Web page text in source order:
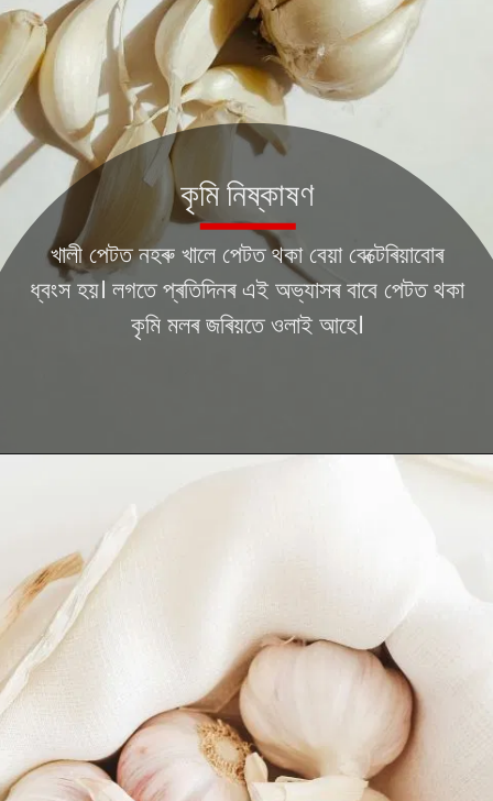
খালী পেটত নহৰু খালে পেটত থকা বেয়া বেক্টেৰিয়াবোৰ
ধ্বংস হয়। লগতে প্ৰতিদিনৰ এই অভ্যাসৰ বাবে পেটত থকা
কৃমি মলৰ জৰিয়তে ওলাই আহে।
কৃমি নিষ্কাষণ